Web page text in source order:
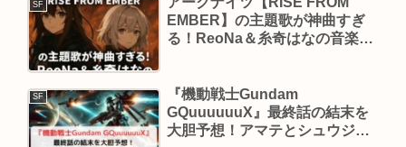
SF
EMBER】の主題歌が神曲すぎ
る！ReoNa＆糸奇はなの音楽に
SF
『機動戦士Gundam
GQuuuuuuX』最終話の結末を
大胆予想！アマテとシュウジの